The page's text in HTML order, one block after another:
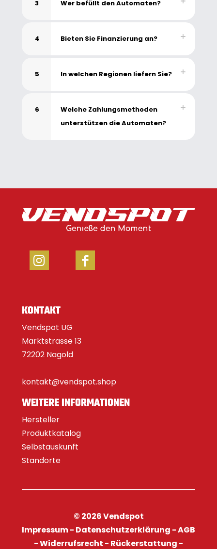
3 Wer befüllt den Automaten?
4 Bieten Sie Finanzierung an?
5 In welchen Regionen liefern Sie?
6
Welche Zahlungsmethoden
unterstützen die Automaten?
KONTAKT
Vendspot UG
Marktstrasse 13
72202 Nagold
kontakt@vendspot.shop
WEITERE INFORMATIONEN
Hersteller
Produktkatalog
Selbstauskunft
Standorte
© 2026 Vendspot
Impressum- Datenschutzerklärung -AGB
-Widerrufsrecht - Rückerstattung -